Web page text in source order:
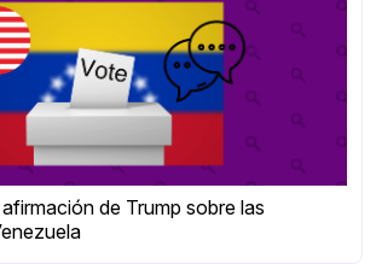
de Trump sobre las